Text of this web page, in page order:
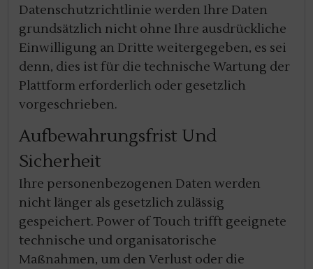
Datenschutzrichtlinie werden Ihre Daten
grundsätzlich nicht ohne Ihre ausdrückliche
Einwilligung an Dritte weitergegeben, es sei
denn, dies ist für die technische Wartung der
Plattform erforderlich oder gesetzlich
vorgeschrieben.
Aufbewahrungsfrist Und
Sicherheit
Ihre personenbezogenen Daten werden
nicht länger als gesetzlich zulässig
gespeichert. Power of Touch trifft geeignete
technische und organisatorische
Maßnahmen, um den Verlust oder die